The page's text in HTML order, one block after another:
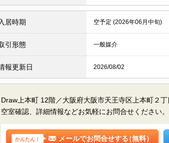
入居時期 空予定 (2026年06月中旬)
引形態 一般媒介
報更新日 2026/08/02
Draw上本町 12階／大阪府大阪市天王寺区上本町２丁
空室確認、詳細情報などお気軽にお問合せください。
かんたん！ メールでお問合せする（無料）